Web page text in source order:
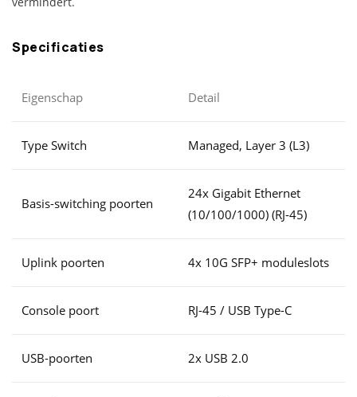
Specificaties
Eigenschap Detail
Type Switch Managed, Layer 3 (L3)
Basis-switching poorten
24x Gigabit Ethernet
(10/100/1000) (RJ-45)
Uplink poorten 4x 10G SFP+ moduleslots
Console poort RJ-45 / USB Type-C
USB-poorten 2x USB 2.0